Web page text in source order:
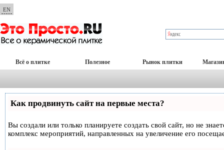
EN
Всё о плитке Полезное Рынок плитки
Как продвинуть сайт на первые места?
Вы создали или только планируете создать свой сайт, но не
комплекс мероприятий, направленных на увеличение его